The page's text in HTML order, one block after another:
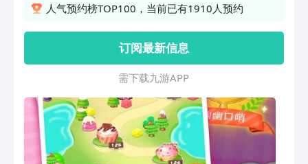
的HAPPY,还是需要动一点小脑筋！ 你要
入投影中的正确位置，原画就会立刻出现
在你眼前！ 可以说，这是一种无以伦比
的游戏体验！ 另外，游戏中还有宠物养
成以及换装系统，在拼图探险中，数数窗
外的浪花，抚摸下呆萌的小宠物（别摸
头，会长不高的ㄟ(▔︵▔ㄟ) ），也会别
有一番风趣。
人气预约榜TOP100，当前已有1910人预约
订阅最新信息
需 下 载 九 游 A P P